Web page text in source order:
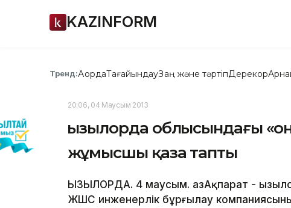
KAZINFORM
Тренд:АқордаТағайындауЗаң және тәртіпДерекқор
20:06, 04 Маусым 2013
Қызылорда облысындағы
жұмысшы қаза тапты
ҚЫЗЫЛОРДА. 4 маусым. ҚазАқпарат -
ЖШС инженерлік бұрғылау